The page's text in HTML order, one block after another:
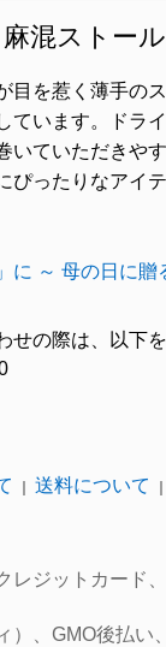
混ストール
目を惹く薄手の
ています。ドラ
いていただきや
ぴったりなアイテ
に ～ 母の日に贈
せの際は、以下
送料について
レジットカード
）、GMO後払い